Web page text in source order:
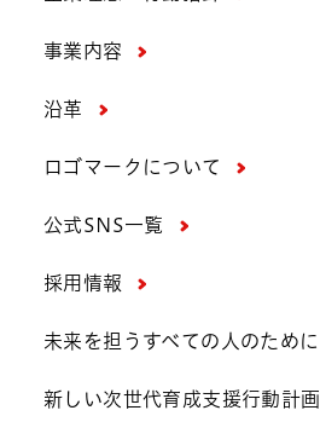
事業内容
沿革
ロゴマークについて
公式SNS一覧
採用情報
未来を担うすべての人のために
新しい次世代育成支援行動計画